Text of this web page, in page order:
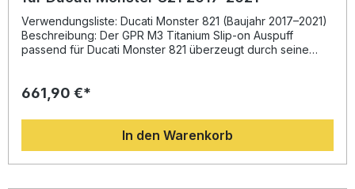
Verwendungsliste: Ducati Monster 821 (Baujahr 2017–2021)
Beschreibung: Der GPR M3 Titanium Slip-on Auspuff
passend für Ducati Monster 821 überzeugt durch seine
langen Erfahrung von GPR in der Motorrad-
perfektes Gleichgewicht zwischen Leistung, Gewicht und
Stil. Der M3 Titanium Natural Auspuff reduziert das
Gesamtgewicht deutlich im Vergleich zur Originalanlage
und steigert merklich Drehmoment und Leistung. Sie
661,90 €*
In den Warenkorb